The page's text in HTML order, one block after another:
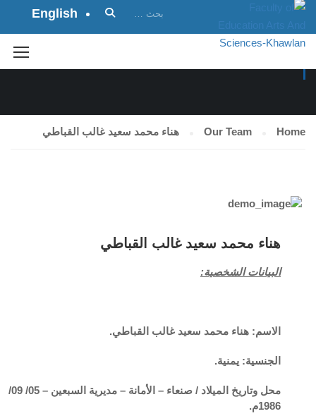
English
OUR TEAM
Home
Our Team هناء محمد سعيد غالب القباطي
هناء محمد سعيد غالب القباطي
البيانات الشخصية:
الاسم: هناء محمد سعيد غالب القباطي.
الجنسية: يمنية.
محل وتاريخ الميلاد / صنعاء – الأمانة – مديرية السبعين – 05/ 09/
1986م.